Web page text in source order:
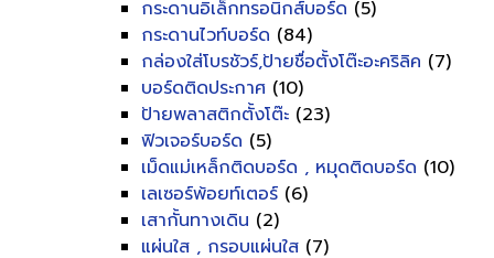
กระดานอิเล็กทรอนิกส์บอร์ด (5)
กระดานไวท์บอร์ด (84)
กล่องใส่โบรชัวร์,ป้ายชื่อตั้งโต๊ะอะคริลิค (7)
บอร์ดติดประกาศ (10)
ป้ายพลาสติกตั้งโต๊ะ (23)
ฟิวเจอร์บอร์ด (5)
เม็ดแม่เหล็กติดบอร์ด , หมุดติดบอร์ด (10)
เลเซอร์พ้อยท์เตอร์ (6)
เสากั้นทางเดิน (2)
แผ่นใส , กรอบแผ่นใส (7)